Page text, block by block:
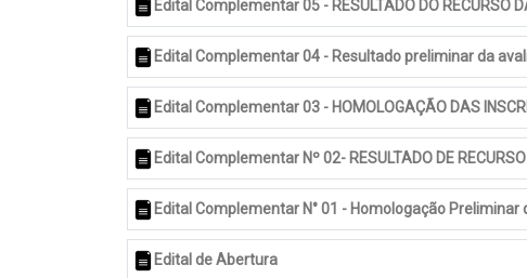
Edital Complementar 05 - RESULTADO DO RECURSO
Edital Complementar 04 - Resultado preliminar da
Edital Complementar 03 - HOMOLOGAÇÃO DAS
Edital Complementar Nº 02- RESULTADO DE RECURSO
Edital Complementar N° 01 - Homologação Preliminar
Edital de Abertura